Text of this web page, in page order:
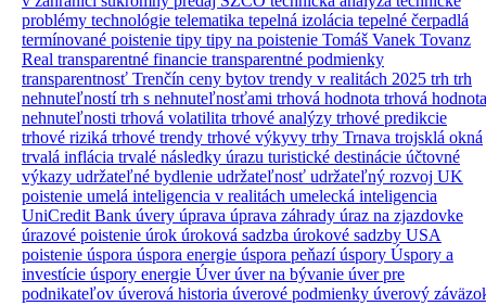
problémy technológie telematika tepelná izolácia tepelné čerpadlá
termínované poistenie tipy tipy na poistenie Tomáš Vanek Tovanz
Real transparentné financie transparentné podmienky
transparentnosť Trenčín ceny bytov trendy v realitách 2025 trh trh
nehnuteľnostítrh s nehnuteľnosťami trhová hodnota trhová hodnota
nehnuteľnosti trhová volatilita trhové analýzy trhové predikcie
trhové riziká trhové trendy trhové výkyvy trhy Trnava trojsklá okná
trvalá inflácia trvalé následky úrazu turistické destinácie účtovné
výkazy udržateľné bydlenie udržateľnosť udržateľný rozvoj UK
poistenie umelá inteligencia v realitách umelecká inteligencia
UniCredit Bank úvery úprava úprava záhrady úraz na zjazdovke
úrazové poistenie úrok úroková sadzba úrokové sadzby USA
poistenie úspora úspora energie úspora peňazíúspory Úspory a
investície úspory energie Úverúver na bývanie úver pre
podnikateľov úverová historia úverové podmienky úverový